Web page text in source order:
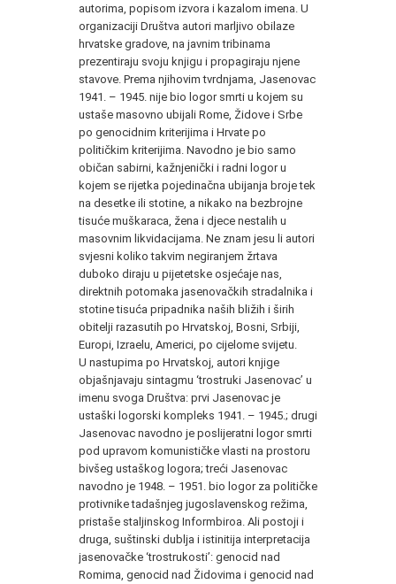
autorima, popisom izvora i kazalom imena. U
organizaciji Društva autori marljivo obilaze
hrvatske gradove, na javnim tribinama
prezentiraju svoju knjigu i propagiraju njene
stavove. Prema njihovim tvrdnjama, Jasenovac
1941. – 1945. nije bio logor smrti u kojem su
ustaše masovno ubijali Rome, Židove i Srbe
po genocidnim kriterijima i Hrvate po
političkim kriterijima. Navodno je bio samo
običan sabirni, kažnjenički i radni logor u
kojem se rijetka pojedinačna ubijanja broje tek
na desetke ili stotine, a nikako na bezbrojne
tisuće muškaraca, žena i djece nestalih u
masovnim likvidacijama. Ne znam jesu li autori
svjesni koliko takvim negiranjem žrtava
duboko diraju u pijetetske osjećaje nas,
direktnih potomaka jasenovačkih stradalnika i
stotine tisuća pripadnika naših bližih i širih
obitelji razasutih po Hrvatskoj, Bosni, Srbiji,
Europi, Izraelu, Americi, po cijelome svijetu.
U nastupima po Hrvatskoj, autori knjige
objašnjavaju sintagmu ‘trostruki Jasenovac’ u
imenu svoga Društva: prvi Jasenovac je
ustaški logorski kompleks 1941. – 1945.; drugi
Jasenovac navodno je poslijeratni logor smrti
pod upravom komunističke vlasti na prostoru
bivšeg ustaškog logora; treći Jasenovac
navodno je 1948. – 1951. bio logor za političke
protivnike tadašnjeg jugoslavenskog režima,
pristaše staljinskog Informbiroa. Ali postoji i
druga, suštinski dublja i istinitija interpretacija
jasenovačke ‘trostrukosti’: genocid nad
Romima, genocid nad Židovima i genocid nad